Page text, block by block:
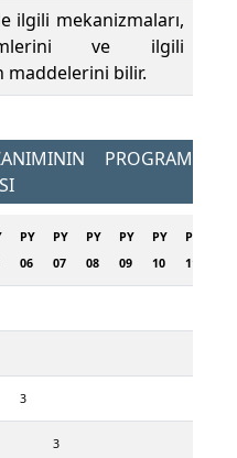
ilgili mekanizmaları,
ve ilgili
maddelerini bilir.
PROGRAM
PY
06
PY
07
PY
08
PY
09
PY
10
PY
11
3
3